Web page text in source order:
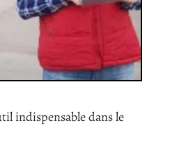
indispensable dans le